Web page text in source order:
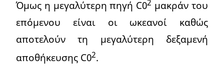
Όμως η μεγαλύτερη πηγή C02 μακράν του
επόμενου είναι οι ωκεανοί καθώς
αποτελούν τη μεγαλύτερη δεξαμενή
αποθήκευσης C02.